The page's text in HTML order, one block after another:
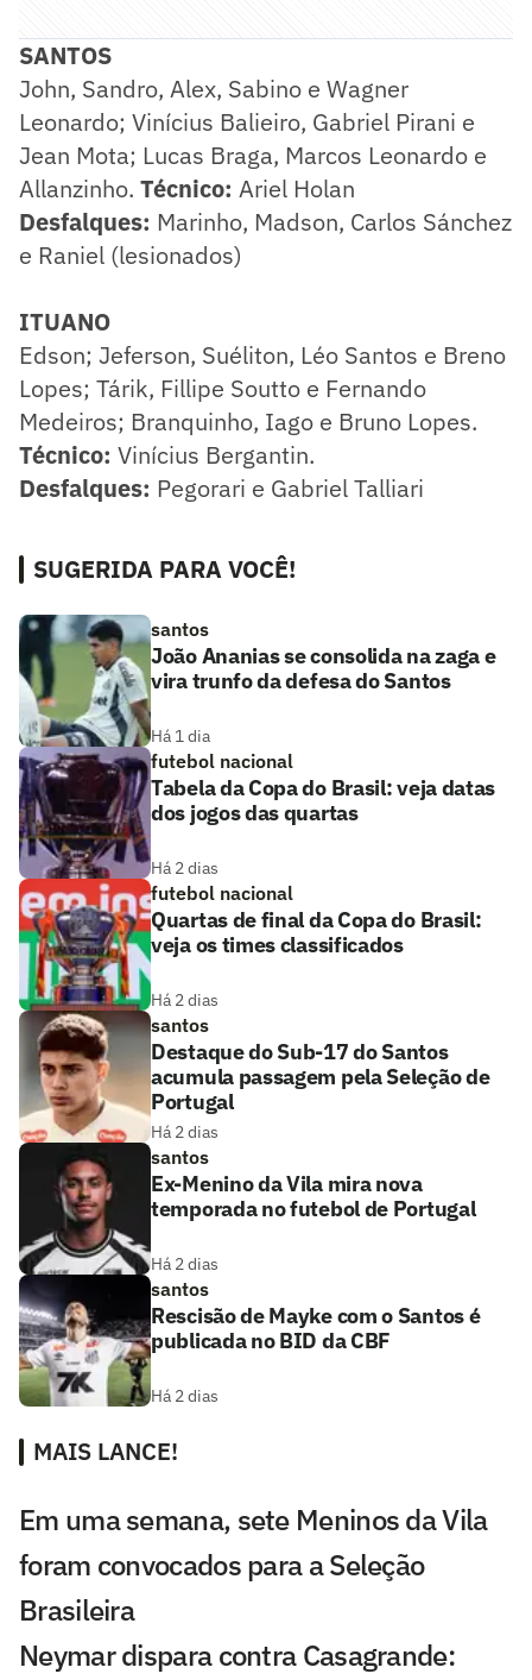
SANTOS
John, Sandro, Alex, Sabino e Wagner
Leonardo; Vinícius Balieiro, Gabriel Pirani e
Jean Mota; Lucas Braga, Marcos Leonardo e
Allanzinho. Técnico: Ariel Holan
Desfalques: Marinho, Madson, Carlos Sánchez
e Raniel (lesionados)
ITUANO
Edson; Jeferson, Suéliton, Léo Santos e Breno
Lopes; Tárik, Fillipe Soutto e Fernando
Medeiros; Branquinho, Iago e Bruno Lopes.
Técnico: Vinícius Bergantin.
Desfalques: Pegorari e Gabriel Talliari
SUGERIDA PARA VOCÊ!
santos
João Ananias se consolida na zaga e
vira trunfo da defesa do Santos
Há 1 dia
futebol nacional
Tabela da Copa do Brasil: veja datas
dos jogos das quartas
Há 2 dias
futebol nacional
Quartas de final da Copa do Brasil:
veja os times classificados
Há 2 dias
santos
Destaque do Sub-17 do Santos
acumula passagem pela Seleção de
Portugal
Há 2 dias
santos
Ex-Menino da Vila mira nova
temporada no futebol de Portugal
Há 2 dias
santos
Rescisão de Mayke com o Santos é
publicada no BID da CBF
Há 2 dias
MAIS LANCE!
Em uma semana, sete Meninos da Vila
foram convocados para a Seleção
Brasileira
Neymar dispara contra Casagrande: